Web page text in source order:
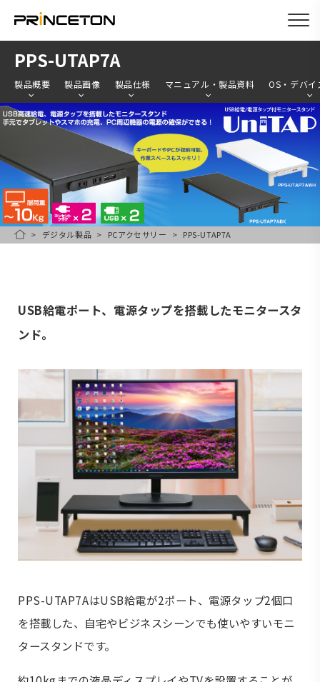
コ
テ
ツ
に
PPS-UTAP7A
製品概要 製品画像 製品仕様 マニュアル・製品資料 OS・デバイ
HOMEデジタル製品 PCアクセサリー PPS-UTAP7A
USB給電ポート、電源タップを搭載したモニタースタ
ンド。
PPS-UTAP7AはUSB給電が2ポート、電源タップ2個口
を搭載した、自宅やビジネスシーンでも使いやすいモニ
タースタンドです。